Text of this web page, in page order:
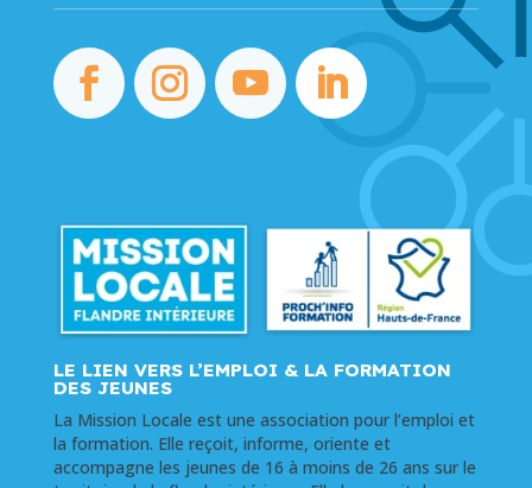
LE LIEN VERS L’EMPLOI & LA FORMATION
DES JEUNES
La Mission Locale est une association pour l’emploi et
la formation. Elle reçoit, informe, oriente et
accompagne les jeunes de 16 à moins de 26 ans sur le